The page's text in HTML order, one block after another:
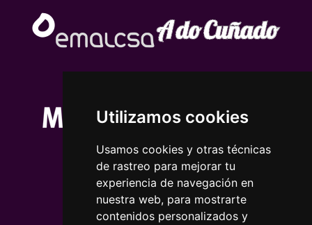
Utilizamos cookies
Usamos cookies y otras técnicas
de rastreo para mejorar tu
experiencia de navegación en
nuestra web, para mostrarte
contenidos personalizados y